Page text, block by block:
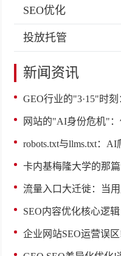
SEO优化
投放托管
新闻资讯
GEO行业的"3·15"时刻
网站的"AI身份危机"：你
robots.txt与llms.txt：
卡内基梅隆大学的那篇论文：GEO
流量入口大迁徙：当用户开
SEO内容优化核心逻辑：优质
企业网站SEO运营误区